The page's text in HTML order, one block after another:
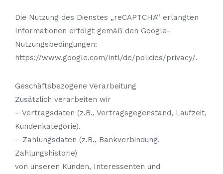
Die Nutzung des Dienstes „reCAPTCHA“ erlangten
Informationen erfolgt gemäß den Google-
Nutzungsbedingungen:
https://www.google.com/intl/de/policies/privacy/.
Geschäftsbezogene Verarbeitung
Zusätzlich verarbeiten wir
– Vertragsdaten (z.B., Vertragsgegenstand, Laufzeit,
Kundenkategorie).
– Zahlungsdaten (z.B., Bankverbindung,
Zahlungshistorie)
von unseren Kunden, Interessenten und